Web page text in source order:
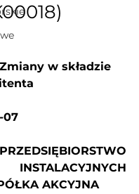
w składzie
07
PRZEDSIĘBIORSTWO
AKCYJNA